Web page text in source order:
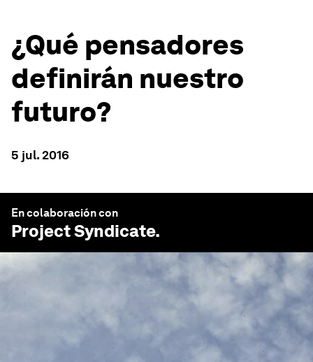
¿Qué pensadores
definirán nuestro
futuro?
5 jul. 2016
En colaboración con
Project Syndicate.